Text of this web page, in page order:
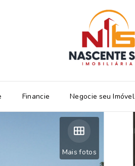
Financie Negocie seu Imóvel
Mais fotos